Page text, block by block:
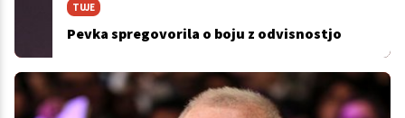
TUJE
Pevka spregovorila o boju z odvisnostjo